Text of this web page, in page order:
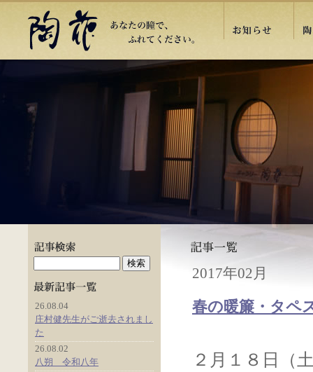
2017年02月
春の暖簾・タペ
２月１８日（
26.08.04
庄村健先生がご逝去されまし
た
26.08.02
八朔 令和八年